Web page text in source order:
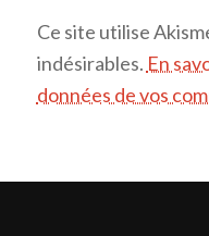
Ce site utilise
indésirables. En
données de vos